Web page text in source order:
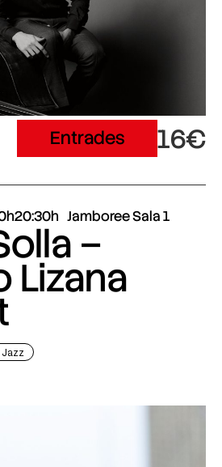
Entrades 16€
20:30h Jamboree Sala 1
–
Lizana
Jazz